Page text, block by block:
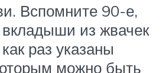
Вспомните 90-е,
из жвачек
раз указаны
можно быть